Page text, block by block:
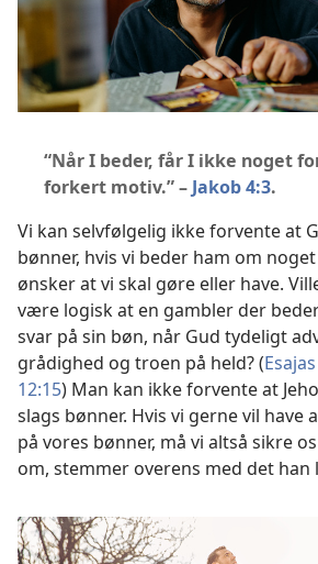
“Når I beder, får I ikke noget
forkert motiv.” – Jakob 4:3.
Vi kan selvfølgelig ikke forvente at
bønner, hvis vi beder ham om
ønsker at vi skal gøre eller have.
være logisk at en gambler der
svar på sin bøn, når Gud tydeligt
grådighed og troen på held? (
12:15) Man kan ikke forvente at
slags bønner. Hvis vi gerne vil have
på vores bønner, må vi altså sikre
om, stemmer overens med det